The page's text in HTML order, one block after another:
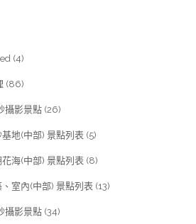
(4)
(86)
攝影景點 (26)
地(中部) 景點列表 (5)
花海(中部) 景點列表 (8)
室內(中部) 景點列表 (13)
攝影景點 (34)